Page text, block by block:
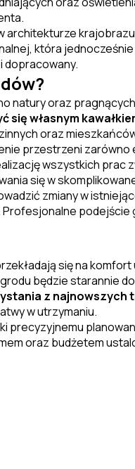
która
dopracowany.
natury oraz
własnym
oraz
przestrzeni
wszystkich prac
się w
zmiany w
się na
będzie starannie
z
w utrzymaniu.
precyzyjnemu
oraz budżetem